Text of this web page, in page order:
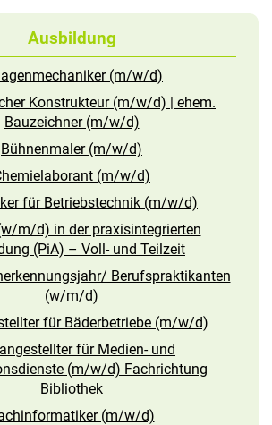
Ausbildung
(m/w/d)
Konstrukteur (m/w/d) | ehem.
Bauzeichner (m/w/d)
Bühnenmaler (m/w/d)
(m/w/d)
für Betriebstechnik (m/w/d)
m/d) in der praxisintegrierten
(PiA) – Voll- und Teilzeit
Berufspraktikanten
(w/m/d)
für Bäderbetriebe (m/w/d)
für Medien- und
(m/w/d) Fachrichtung
Bibliothek
(m/w/d)